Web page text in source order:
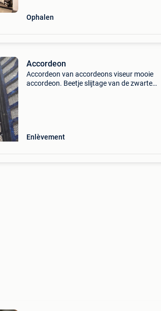
Ophalen
Accordeon
Accordeon van accordeons viseur mooie
accordeon. Beetje slijtage van de zwarte
Enlèvement